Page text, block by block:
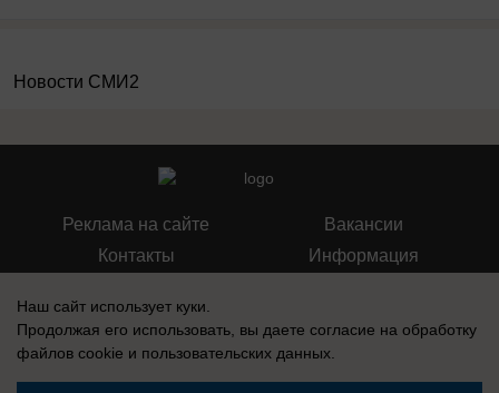
Новости СМИ2
Реклама на сайте
Контакты
Вакансии
Информация
Наш сайт использует куки.
Продолжая его использовать, вы даете согласие на обработку
файлов cookie и пользовательских данных.